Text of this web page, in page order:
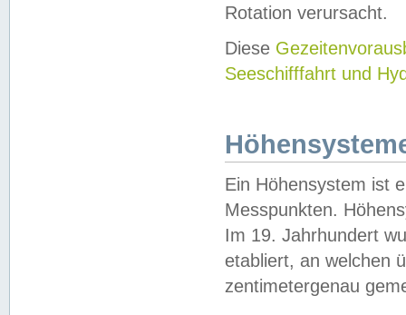
Rotation verursacht.
Diese
Seeschifffahrt und
Ein Höhensystem ist
Messpunkten.
Im 19. Jahrhundert
etabliert, an welchen
zentimetergenau